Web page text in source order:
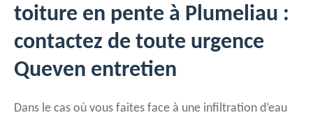
toiture en pente à Plumeliau :
contactez de toute urgence
Queven entretien
Dans le cas où vous faites face à une infiltration d’eau